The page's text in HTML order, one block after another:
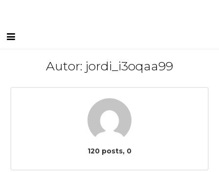
Autor: jordi_i3oqaa99
120 posts, 0comentaris